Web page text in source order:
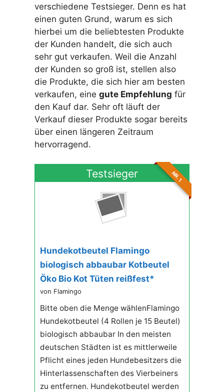
verschiedene Testsieger. Denn es hat
einen guten Grund, warum es sich
hierbei um die beliebtesten Produkte
der Kunden handelt, die sich auch
sehr gut verkaufen. Weil die Anzahl
der Kunden so groß ist, stellen also
die Produkte, die sich hier am besten
verkaufen, eine gute Empfehlung für
den Kauf dar. Sehr oft läuft der
Verkauf dieser Produkte sogar bereits
über einen längeren Zeitraum
hervorragend.
Testsieger NR. 1
Hundekotbeutel Flamingo
biologisch abbaubar Kotbeutel
Öko Bio Kot Tüten reißfest*
von Flamingo
Bitte oben die Menge wählenFlamingo
Hundekotbeutel (4 Rollen je 15 Beutel)
biologisch abbaubar In den meisten
deutschen Städten ist es mittlerweile
Pflicht eines jeden Hundebesitzers die
Hinterlassenschaften des Vierbeiners
zu entfernen. Hundekotbeutel werden